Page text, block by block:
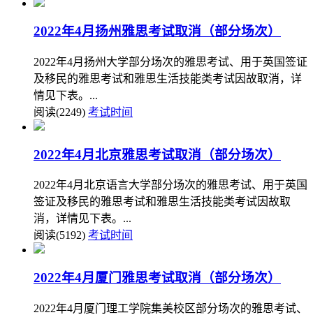
2022年4月扬州雅思考试取消（部分场次）
2022年4月扬州大学部分场次的雅思考试、用于英国签证
及移民的雅思考试和雅思生活技能类考试因故取消，详
情见下表。...
阅读(2249) 考试时间
2022年4月北京雅思考试取消（部分场次）
2022年4月北京语言大学部分场次的雅思考试、用于英国
签证及移民的雅思考试和雅思生活技能类考试因故取
消，详情见下表。...
阅读(5192) 考试时间
2022年4月厦门雅思考试取消（部分场次）
2022年4月厦门理工学院集美校区部分场次的雅思考试、